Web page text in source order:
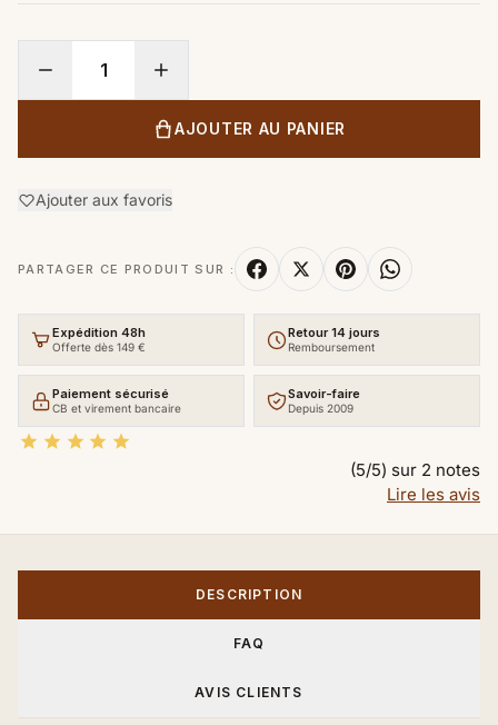
AJOUTER AU PANIER
Ajouter aux favoris
PARTAGER CE PRODUIT SUR :
Expédition 48h
Offerte dès 149 €
Retour 14 jours
Remboursement
Paiement sécurisé
CB et virement bancaire
Savoir-faire
Depuis 2009
    
(5/5) sur 2 notes
Lire les avis
DESCRIPTION
FAQ
AVIS CLIENTS